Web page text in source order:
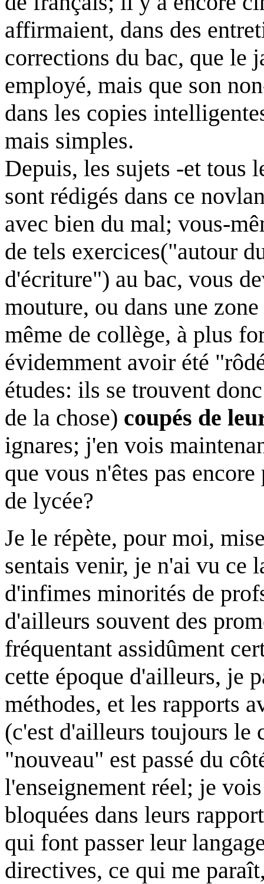
affirmaient, dans des
corrections du bac, que le
employé, mais que son
dans les copies
mais simples.
Depuis, les sujets -et tous
sont rédigés dans ce
avec bien du mal; vous-
de tels exercices("autour
d'écriture") au bac, vous
mouture, ou dans une
même de collège, à plus
évidemment avoir été
études: ils se trouvent
de la chose) coupés de
ignares; j'en vois
que vous n'êtes pas
de lycée?
Je le répète, pour moi,
sentais venir, je n'ai vu ce
d'infimes minorités de
d'ailleurs souvent des
fréquentant assidûment
cette époque d'ailleurs, je
méthodes, et les rapports
(c'est d'ailleurs toujours le
"nouveau" est passé du
l'enseignement réel; je
bloquées dans leurs
qui font passer leur
directives, ce qui me